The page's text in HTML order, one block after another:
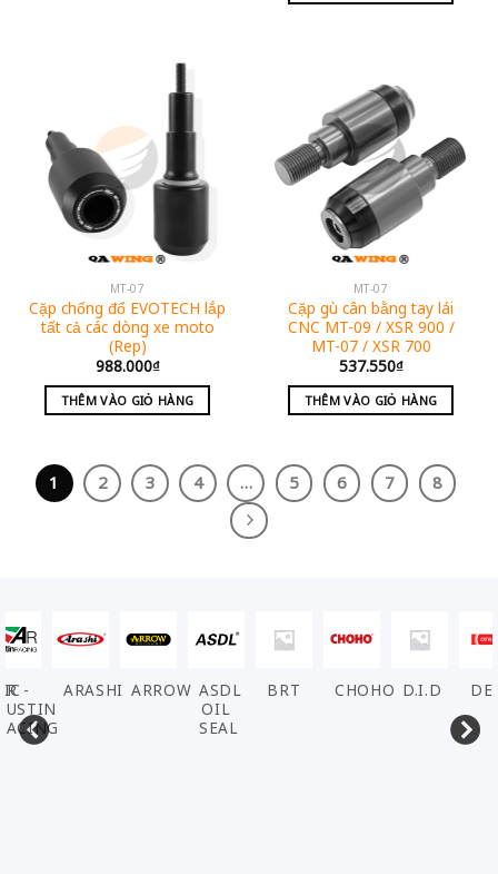
MT-07
Cặp chống đổ EVOTECH lắp
tất cả các dòng xe moto
(Rep)
988.000₫
THÊM VÀO GIỎ HÀNG
MT-07
Cặp gù cân bằng tay lái
CNC MT-09 / XSR 900 /
MT-07 / XSR 700
537.550₫
THÊM VÀO GIỎ HÀNG
1 2 3 4 … 5 6 7 8
-
ARASHI ARROW ASDL
OIL
SEAL
BRT CHOHO D.I.D